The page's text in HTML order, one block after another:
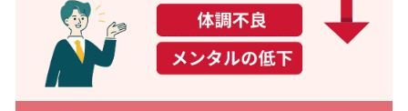
Cookie の確認と管理